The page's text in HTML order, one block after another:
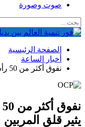
صوت وصورة
الصفحة الرئيسية
أخبار الساعة
نفوق أكثر من 50 رأسًا من الأغنام بالرحامنة يثير قلق المربين
يثير قلق المربين